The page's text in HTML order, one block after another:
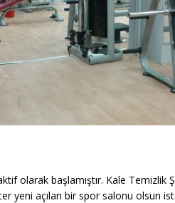
olarak başlamıştır. Kale Temizlik
yeni açılan bir spor salonu olsun